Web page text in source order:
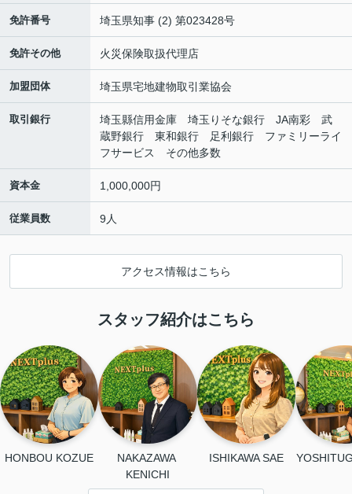
免許番号 埼玉県知事 (2) 第023428号
免許その他 火災保険取扱代理店
加盟団体 埼玉県宅地建物取引業協会
取引銀行
埼玉縣信用金庫 埼玉りそな銀行 JA南彩 武
蔵野銀行 東和銀行 足利銀行 ファミリーライ
フサービス その他多数
資本金 1,000,000円
従業員数 9人
アクセス情報はこちら
スタッフ紹介はこちら
HONBOU KOZUE
NAKAZAWA
KENICHI
ISHIKAWA SAE